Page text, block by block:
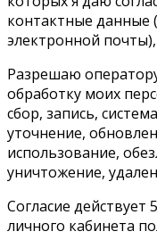
контактные данные
электронной
Разрешаю
обработку моих
сбор, запись,
уточнение,
использование,
уничтожение,
Согласие действует
личного кабинета